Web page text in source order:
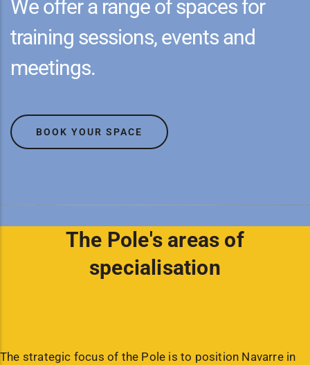
We offer a range of spaces for
training sessions, events and
meetings.
BOOK YOUR SPACE
The Pole's areas of
specialisation
The strategic focus of the Pole is to position Navarre in